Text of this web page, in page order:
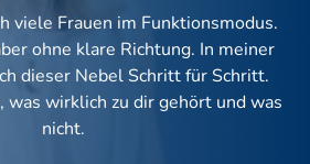
viele Frauen im Funktionsmodus.
ohne klare Richtung. In meiner
dieser Nebel Schritt für Schritt.
was wirklich zu dir gehört und was
nicht.